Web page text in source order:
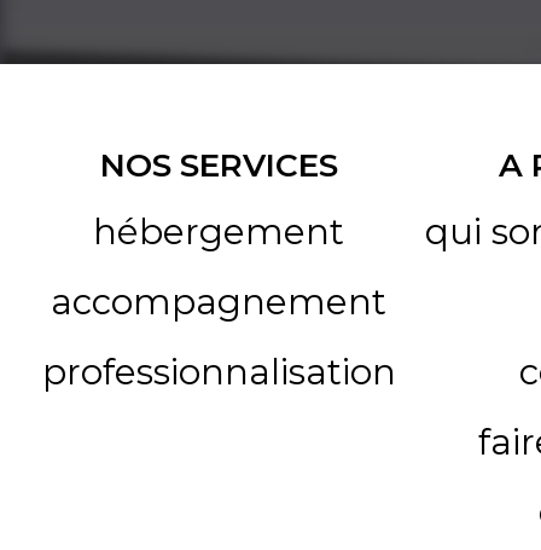
NOS SERVICES
hébergement
accompagnement
professionnalisation
A
qui